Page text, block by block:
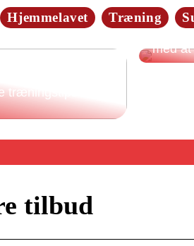
Hjemmelavet Træning
træningstips til
med
tilbud